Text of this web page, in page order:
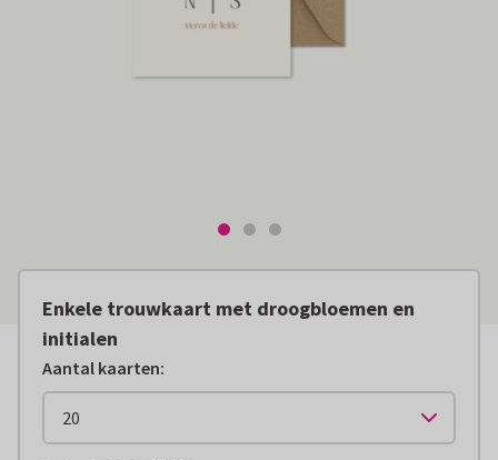
Enkele trouwkaart met droogbloemen en
initialen
Aantal kaarten: